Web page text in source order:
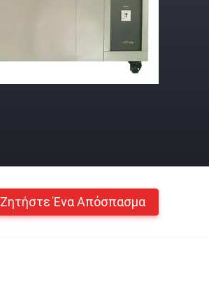
Ζητήστε Ένα Απόσπασμα